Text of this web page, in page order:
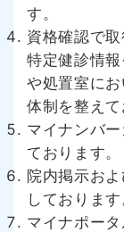
す。
資格確認で
特定健診情
や処置室に
体制を整えて
マイナンバ
ております。
院内掲示お
しております
マイナポー